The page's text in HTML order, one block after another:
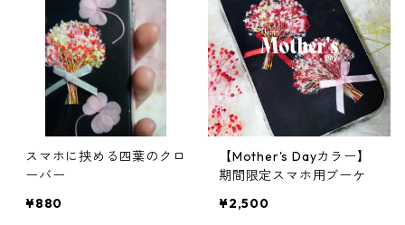
スマホに挟める四葉のクロ
ーバー
¥880
【Mother's Dayカラー】
期間限定スマホ用ブーケ
¥2,500